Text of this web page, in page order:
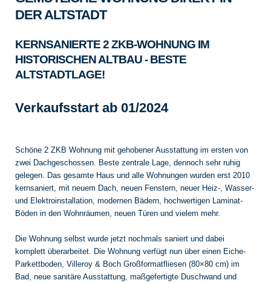
Verkauf
Wertsteigerung
ÜBER UNS
Unternehmen
KONTAKT
DER ALTSTADT
KERNSANIERTE 2 ZKB-WOHNUNG IM
HISTORISCHEN ALTBAU - BESTE
ALTSTADTLAGE!
Verkaufsstart ab 01/2024
Schöne 2 ZKB Wohnung mit gehobener Ausstattung im ersten von
zwei Dachgeschossen. Beste zentrale Lage, dennoch sehr ruhig
gelegen. Das gesamte Haus und alle Wohnungen wurden erst 2010
kernsaniert, mit neuem Dach, neuen Fenstern, neuer Heiz-, Wasser-
und Elektroinstallation, modernen Bädern, hochwertigen Laminat-
Böden in den Wohnräumen, neuen Türen und vielem mehr.
Die Wohnung selbst wurde jetzt nochmals saniert und dabei
komplett überarbeitet. Die Wohnung verfügt nun über einen Eiche-
Parkettboden, Villeroy & Boch Großformatfliesen (80×80 cm) im
Bad, neue sanitäre Ausstattung, maßgefertigte Duschwand und